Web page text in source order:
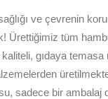
ve çevrenin
Ürettiğimiz tüm
gıdaya
sadece bir ambalaj